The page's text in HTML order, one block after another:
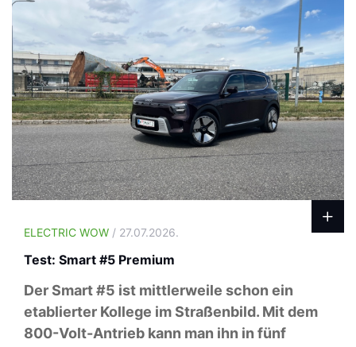
ELECTRIC WOW / 27.07.2026.
Test: Smart #5 Premium
Der Smart #5 ist mittlerweile schon ein
etablierter Kollege im Straßenbild. Mit dem
800-Volt-Antrieb kann man ihn in fünf